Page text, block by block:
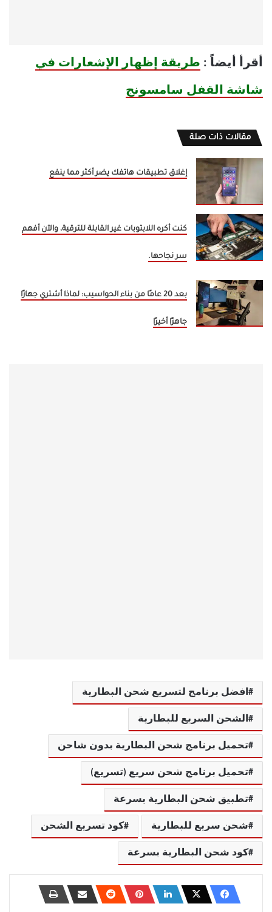
أقرأ أيضاً : طريقة إظهار الإشعارات في
شاشة القفل سامسونج
مقالات ذات صلة
إغلاق تطبيقات هاتفك يضر أكثر مما ينفع
كنت أكره اللابتوبات غير القابلة للترقية، والآن أفهم
سر نجاحها.
بعد 20 عامًا من بناء الحواسيب: لماذا أشتري جهازًا
جاهزًا أخيرًا
افضل برنامج لتسريع شحن البطارية
الشحن السريع للبطارية
تحميل برنامج شحن البطارية بدون شاحن
تحميل برنامج شحن سريع (تسريع)
تطبيق شحن البطارية بسرعة
شحن سريع للبطارية كود تسريع الشحن
كود شحن البطارية بسرعة